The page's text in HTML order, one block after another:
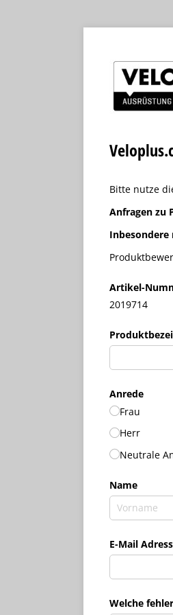
Bitte nutze
Anfragen zu
Inbesondere
Artikel-
2019714
Anrede
Frau
Herr
Neutrale
Name
E-Mail
Welche